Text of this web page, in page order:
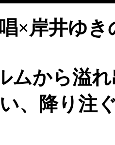
×岸井ゆき
ムから溢
、降り注